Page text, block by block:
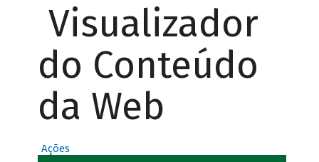
Visualizador
do Conteúdo
da Web
Ações